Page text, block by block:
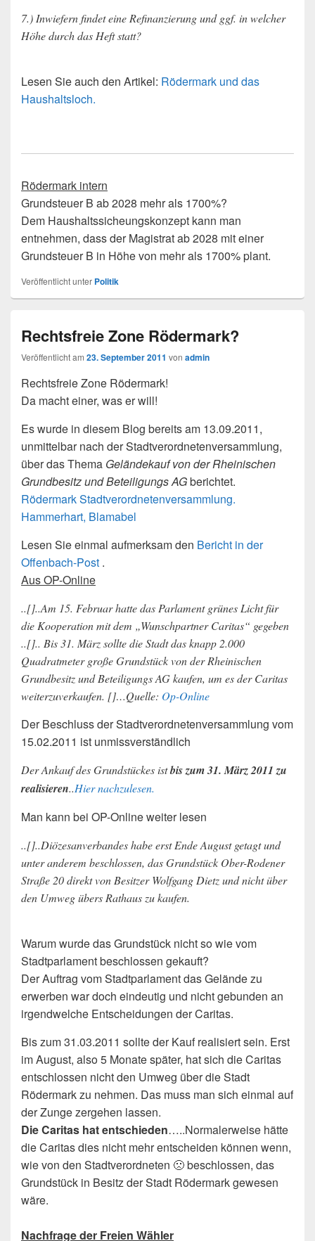
7.) Inwiefern findet eine Refinanzierung und ggf. in welcher
Höhe durch das Heft statt?
Lesen Sie auch den Artikel: Rödermark und das
Haushaltsloch.
Rödermark intern
Grundsteuer B ab 2028 mehr als 1700%?
Dem Haushaltssicheungskonzept kann man
entnehmen, dass der Magistrat ab 2028 mit einer
Grundsteuer B in Höhe von mehr als 1700% plant.
Veröffentlicht unter Politik
Rechtsfreie Zone Rödermark?
Veröffentlicht am 23. September 2011 von admin
Rechtsfreie Zone Rödermark!
Da macht einer, was er will!
Es wurde in diesem Blog bereits am 13.09.2011,
unmittelbar nach der Stadtverordnetenversammlung,
über das Thema Geländekauf von der Rheinischen
Grundbesitz und Beteiligungs AGberichtet.
Rödermark Stadtverordnetenversammlung.
Hammerhart, Blamabel
Lesen Sie einmal aufmerksam den Bericht in der
Offenbach-Post .
Aus OP-Online
..[]..Am 15. Februar hatte das Parlament grünes Licht für
die Kooperation mit dem „Wunschpartner Caritas“ gegeben
..[].. Bis 31. März sollte die Stadt das knapp 2.000
Quadratmeter große Grundstück von der Rheinischen
Grundbesitz und Beteiligungs AG kaufen, um es der Caritas
weiterzuverkaufen. []…Quelle: Op-Online
Der Beschluss der Stadtverordnetenversammlung vom
15.02.2011 ist unmissverständlich
Der Ankauf des Grundstückes istbis zum 31. März 2011 zu
realisieren..Hier nachzulesen.
Man kann bei OP-Online weiter lesen
..[]..Diözesanverbandes habe erst Ende August getagt und
unter anderem beschlossen, das Grundstück Ober-Rodener
Straße 20 direkt von Besitzer Wolfgang Dietz und nicht über
den Umweg übers Rathaus zu kaufen.
Warum wurde das Grundstück nicht so wie vom
Stadtparlament beschlossen gekauft?
Der Auftrag vom Stadtparlament das Gelände zu
erwerben war doch eindeutig und nicht gebunden an
irgendwelche Entscheidungen der Caritas.
Bis zum 31.03.2011 sollte der Kauf realisiert sein. Erst
im August, also 5 Monate später, hat sich die Caritas
entschlossen nicht den Umweg über die Stadt
Rödermark zu nehmen. Das muss man sich einmal auf
der Zunge zergehen lassen.
Die Caritas hat entschieden…..Normalerweise hätte
die Caritas dies nicht mehr entscheiden können wenn,
wie von den Stadtverordneten 🙁 beschlossen, das
Grundstück in Besitz der Stadt Rödermark gewesen
wäre.
Nachfrage der Freien Wähler